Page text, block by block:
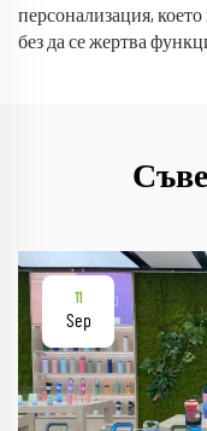
персонализация,
без да се жертва
11
Sep